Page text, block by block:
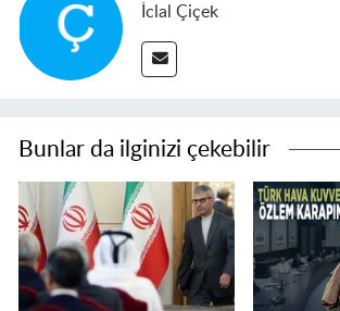
İclal Çiçek
Bunlar da ilginizi çekebilir